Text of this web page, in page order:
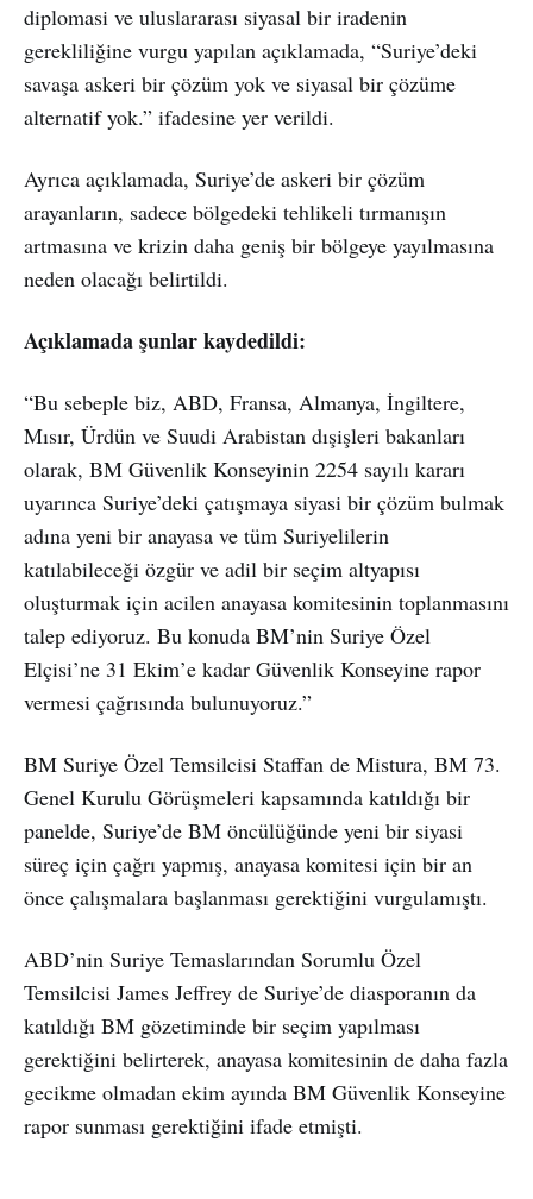
diplomasi ve uluslararası siyasal bir iradenin
gerekliliğine vurgu yapılan açıklamada, “Suriye’deki
savaşa askeri bir çözüm yok ve siyasal bir çözüme
alternatif yok.” ifadesine yer verildi.
Ayrıca açıklamada, Suriye’de askeri bir çözüm
arayanların, sadece bölgedeki tehlikeli tırmanışın
artmasına ve krizin daha geniş bir bölgeye yayılmasına
neden olacağı belirtildi.
Açıklamada şunlar kaydedildi:
“Bu sebeple biz, ABD, Fransa, Almanya, İngiltere,
Mısır, Ürdün ve Suudi Arabistan dışişleri bakanları
olarak, BM Güvenlik Konseyinin 2254 sayılı kararı
uyarınca Suriye’deki çatışmaya siyasi bir çözüm bulmak
adına yeni bir anayasa ve tüm Suriyelilerin
katılabileceği özgür ve adil bir seçim altyapısı
oluşturmak için acilen anayasa komitesinin toplanmasını
talep ediyoruz. Bu konuda BM’nin Suriye Özel
Elçisi’ne 31 Ekim’e kadar Güvenlik Konseyine rapor
vermesi çağrısında bulunuyoruz.”
BM Suriye Özel Temsilcisi Staffan de Mistura, BM 73.
Genel Kurulu Görüşmeleri kapsamında katıldığı bir
panelde, Suriye’de BM öncülüğünde yeni bir siyasi
süreç için çağrı yapmış, anayasa komitesi için bir an
önce çalışmalara başlanması gerektiğini vurgulamıştı.
ABD’nin Suriye Temaslarından Sorumlu Özel
Temsilcisi James Jeffrey de Suriye’de diasporanın da
katıldığı BM gözetiminde bir seçim yapılması
gerektiğini belirterek, anayasa komitesinin de daha fazla
gecikme olmadan ekim ayında BM Güvenlik Konseyine
rapor sunması gerektiğini ifade etmişti.